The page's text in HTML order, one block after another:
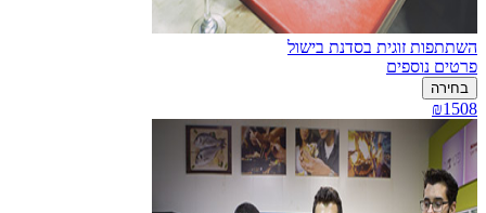
השתתפות זוגית בסדנת בישול
פרטים נוספים
בחירה
₪1508